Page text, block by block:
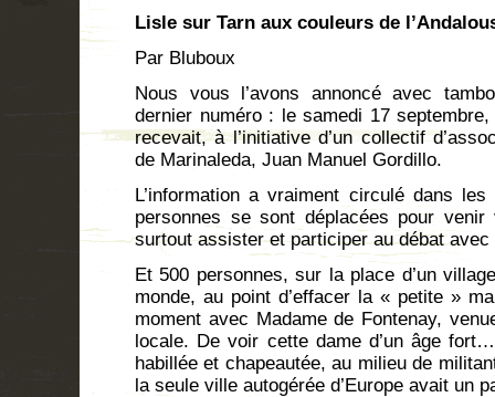
Lisle sur Tarn aux couleurs de
Par Bluboux
Nous vous l’avons annoncé avec
dernier numéro : le samedi 17
recevait, à l’initiative d’un collectif
de Marinaleda, Juan Manuel Gordillo.
L’information a vraiment circulé dans
personnes se sont déplacées pour
surtout assister et participer au débat avec
Et 500 personnes, sur la place d’un
monde, au point d’effacer la « petite »
moment avec Madame de Fontenay,
locale. De voir cette dame d’un âge
habillée et chapeautée, au milieu de
la seule ville autogérée d’Europe avait un